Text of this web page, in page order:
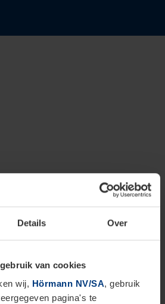
Details Over
van cookies
wij, Hörmann NV/SA, gebruik
pagina's te